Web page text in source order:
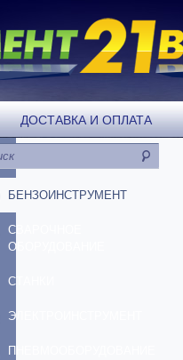
ДОСТАВКА И ОПЛАТА
БЕНЗОИНСТРУМЕНТ
СВАРОЧНОЕ
ОБОРУДОВАНИЕ
СТАНКИ
ЭЛЕКТРОИНСТРУМЕНТ
ПНЕВМООБОРУДОВАНИЕ